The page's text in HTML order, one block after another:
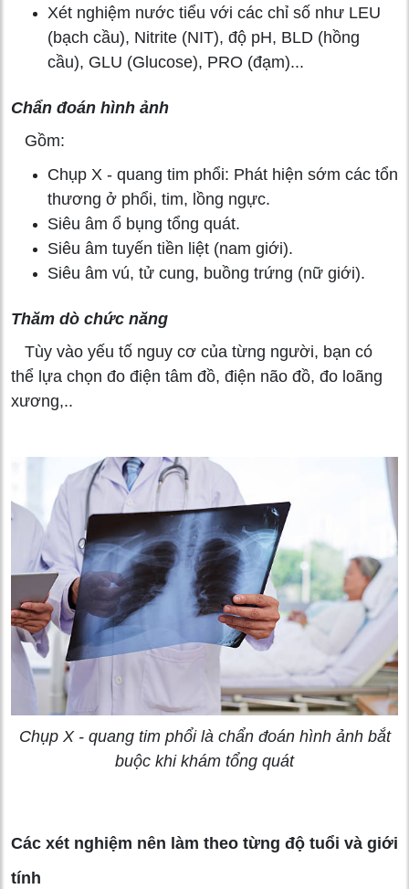
Xét nghiệm nước tiểu với các chỉ số như LEU
(bạch cầu), Nitrite (NIT), độ pH, BLD (hồng
cầu), GLU (Glucose), PRO (đạm)...
Chẩn đoán hình ảnh
Gồm:
Chụp X - quang tim phổi: Phát hiện sớm các tổn
thương ở phổi, tim, lồng ngực.
Siêu âm ổ bụng tổng quát.
Siêu âm tuyến tiền liệt (nam giới).
Siêu âm vú, tử cung, buồng trứng (nữ giới).
Thăm dò chức năng
Tùy vào yếu tố nguy cơ của từng người, bạn có
thể lựa chọn đo điện tâm đồ, điện não đồ, đo loãng
xương,..
Chụp X - quang tim phổi là chẩn đoán hình ảnh bắt
buộc khi khám tổng quát
Các xét nghiệm nên làm theo từng độ tuổi và giới
tính